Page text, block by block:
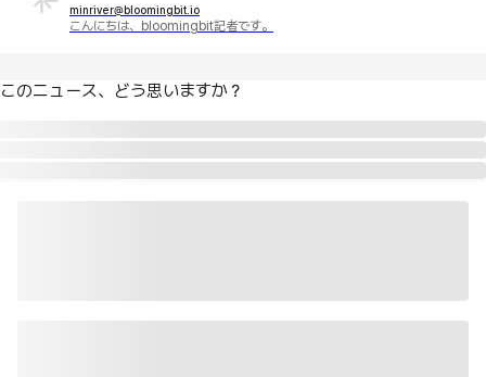
minriver@bloomingbit.io
こんにちは、bloomingbit記者です。
このニュース、どう思いますか？